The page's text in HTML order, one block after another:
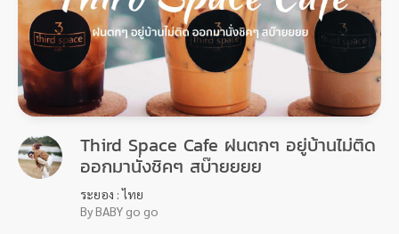
Third Space Cafe ฝนตกๆ อยู่บ้านไม่ติด
ออกมานั่งชิคๆ สบ๊ายยยย
ระยอง : ไทย
By BABY go go